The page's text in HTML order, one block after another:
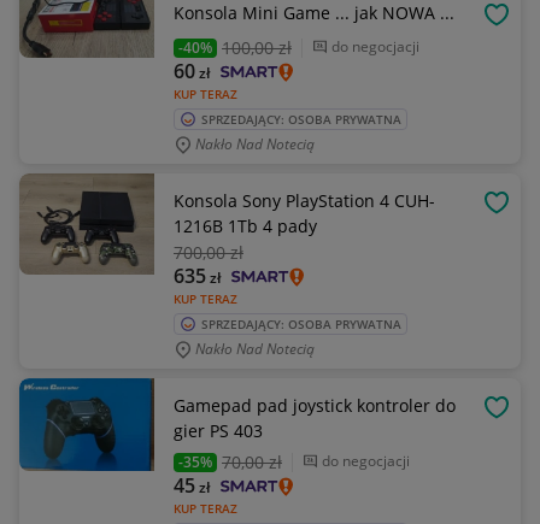
Konsola Mini Game ... jak NOWA ...
-40% 100,00 zł do negocjacji
KUP TERAZ
60zł
SPRZEDAJĄCY: OSOBA PRYWATNA
Nakło Nad Notecią
Konsola Sony PlayStation 4 CUH-
1216B 1Tb 4 pady
700,00 zł
KUP TERAZ
635zł
SPRZEDAJĄCY: OSOBA PRYWATNA
Nakło Nad Notecią
Gamepad pad joystick kontroler do
gier PS 403
-35% 70,00 zł do negocjacji
KUP TERAZ
45zł